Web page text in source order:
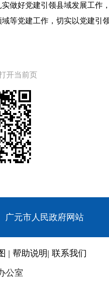
做好党建引领县域发展工作
等党建工作，切实以党建引
开当前页
广元市人民政府网站
| 帮助说明 | 联系我们
公室